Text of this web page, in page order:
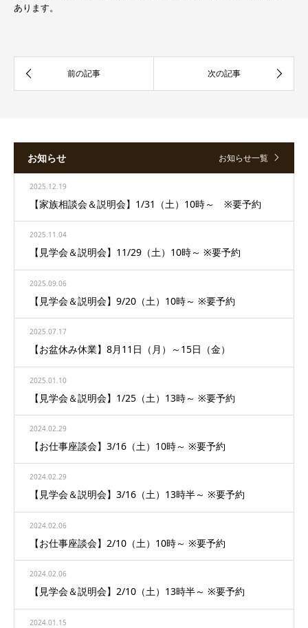
あります。
お知らせ お知らせ一覧
2025.12.19
【家族相談会＆説明会】1/31（土）10時～ ※要予約
2025.11.04
【見学会＆説明会】11/29（土）10時～ ※要予約
2025.09.06
【見学会＆説明会】9/20（土）10時～ ※要予約
2025.07.17
【お盆休み休業】8月11日（月）～15日（金）
2025.01.10
【見学会＆説明会】1/25（土）13時～ ※要予約
2024.02.29
【お仕事座談会】3/16（土）10時～ ※要予約
2024.02.29
【見学会＆説明会】3/16（土）13時半～ ※要予約
2024.02.06
【お仕事座談会】2/10（土）10時～ ※要予約
2024.02.06
【見学会＆説明会】2/10（土）13時半～ ※要予約
2024.01.15